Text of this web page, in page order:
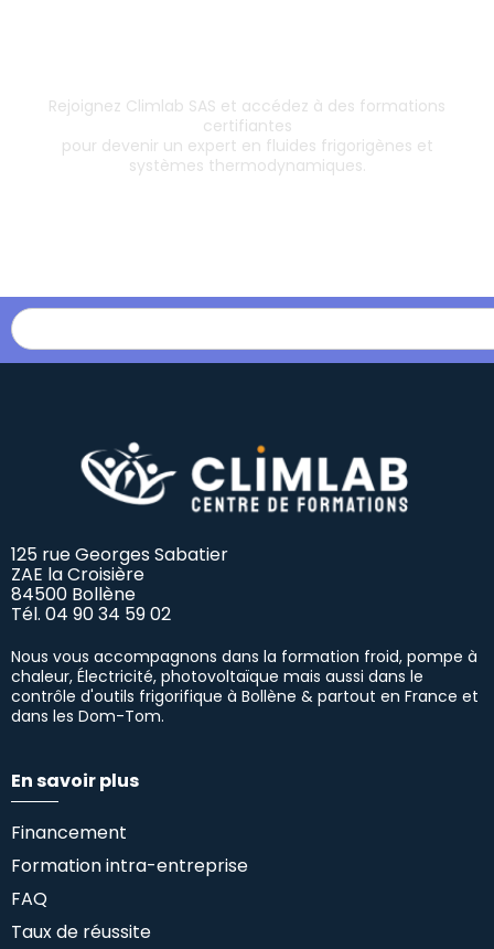
Rejoignez Climlab SAS et accédez à des formations
certifiantes
pour devenir un expert en fluides frigorigènes et
systèmes thermodynamiques.
125 rue Georges Sabatier
ZAE la Croisière
84500 Bollène
Tél. 04 90 34 59 02
Nous vous accompagnons dans la formation froid, pompe à
chaleur, Électricité, photovoltaïque mais aussi dans le
contrôle d'outils frigorifique à Bollène & partout en France et
dans les Dom-Tom.
En savoir plus
Financement
Formation intra-entreprise
FAQ
Taux de réussite